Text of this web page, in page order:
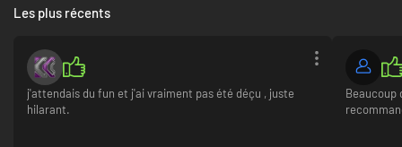
Les plus récents
j'attendais du fun et j'ai vraiment pas été déçu , juste
hilarant.
Beaucoup